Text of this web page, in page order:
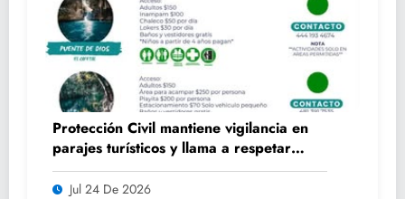
Protección Civil mantiene vigilancia en
parajes turísticos y llama a respetar
medidas de seguridad
Jul 24 De 2026